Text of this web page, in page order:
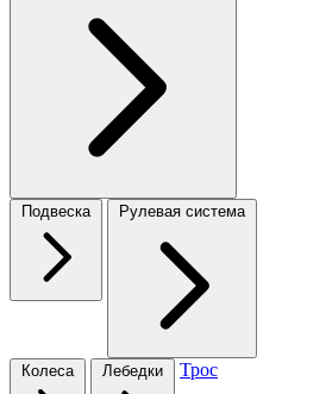
Подвеска Рулевая система
Колеса Лебедки Трос